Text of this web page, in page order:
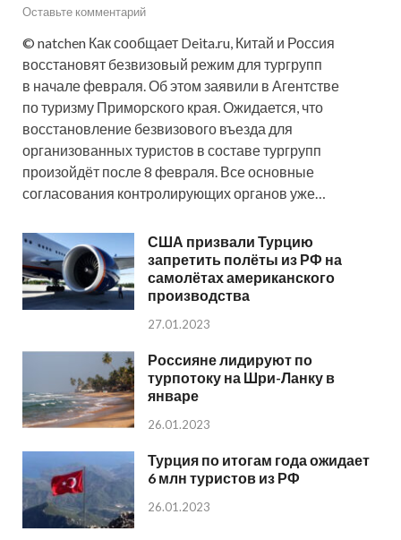
Оставьте комментарий
© natchen Как сообщает Deita.ru, Китай и Россия
восстановят безвизовый режим для тургрупп
в начале февраля. Об этом заявили в Агентстве
по туризму Приморского края. Ожидается, что
восстановление безвизового въезда для
организованных туристов в составе тургрупп
произойдёт после 8 февраля. Все основные
согласования контролирующих органов уже…
США призвали Турцию
запретить полёты из РФ на
самолётах американского
производства
27.01.2023
Россияне лидируют по
турпотоку на Шри-Ланку в
январе
26.01.2023
Турция по итогам года ожидает
6 млн туристов из РФ
26.01.2023